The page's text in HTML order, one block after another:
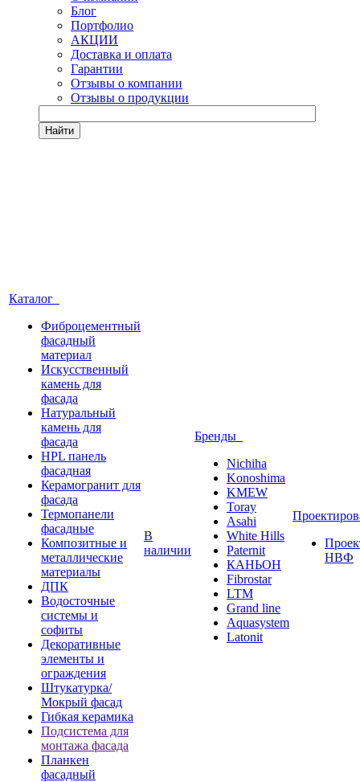
Блог
Портфолио
АКЦИИ
Доставка и оплата
Гарантии
Отзывы о компании
Отзывы о продукции
Найти
Каталог
Фиброцементный
фасадный
материал
Искусственный
камень для
фасада
Натуральный
камень для
фасада
HPL панель
фасадная
Керамогранит для
фасада
Термопанели
фасадные
Композитные и
металлические
материалы
ДПК
Водосточные
системы и
софиты
Декоративные
элементы и
ограждения
Штукатурка/
Мокрый фасад
Гибкая керамика
Подсистема для
монтажа фасада
Планкен
фасадный
В
наличии
Бренды
Nichiha
Konoshima
KMEW
Toray
Asahi
White Hills
Paternit
КАНЬОН
Fibrostar
LTM
Grand line
Aquasystem
Latonit
НВФ